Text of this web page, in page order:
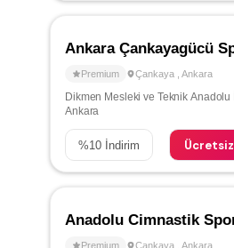
Ankara Çankayagücü
Premium Çankaya Ankara
Dikmen Mesleki ve Teknik
Ankara
%10 İndirim
Anadolu Cimnastik
Premium Çankaya Ankara